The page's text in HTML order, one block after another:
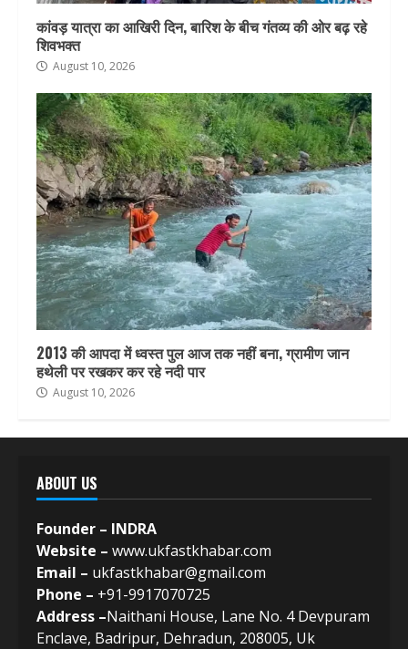
कांवड़ यात्रा का आखिरी दिन, बारिश के बीच गंतव्य की ओर बढ़ रहे
शिवभक्त
August 10, 2026
2013 की आपदा में ध्वस्त पुल आज तक नहीं बना, ग्रामीण जान
हथेली पर रखकर कर रहे नदी पार
August 10, 2026
ABOUT US
Founder – INDRA
Website – www.ukfastkhabar.com
Email – ukfastkhabar@gmail.com
Phone – +91-9917070725
Address –Naithani House, Lane No. 4 Devpuram
Enclave, Badripur, Dehradun, 208005, Uk